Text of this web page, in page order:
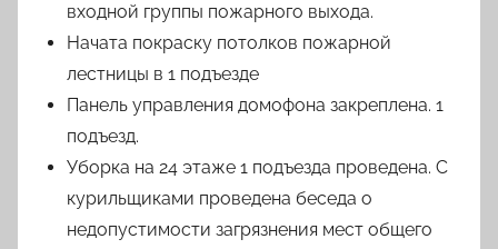
входной группы пожарного выхода.
Начата покраску потолков пожарной
лестницы в 1 подъезде
Панель управления домофона закреплена. 1
подъезд.
Уборка на 24 этаже 1 подъезда проведена. С
курильщиками проведена беседа о
недопустимости загрязнения мест общего